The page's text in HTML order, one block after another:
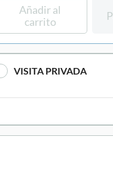
Añadir al
carrito
VISITA PRIVADA